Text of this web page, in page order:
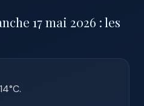
17 mai 2026 : les